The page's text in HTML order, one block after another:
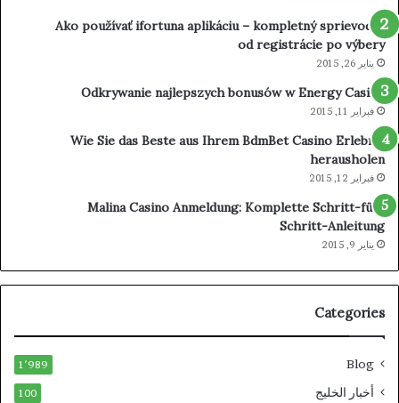
Ako používať ifortuna aplikáciu – kompletný sprievodca
od registrácie po výbery
يناير 26, 2015
Odkrywanie najlepszych bonusów w Energy Casino
فبراير 11, 2015
Wie Sie das Beste aus Ihrem BdmBet Casino Erlebnis
herausholen
فبراير 12, 2015
Malina Casino Anmeldung: Komplette Schritt-für-
Schritt-Anleitung
يناير 9, 2015
Categories
Blog 1٬989
أخبار الخليج 100